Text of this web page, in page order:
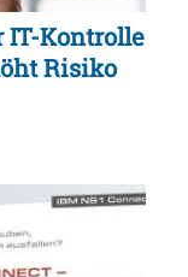
IT-Kontrolle
Risiko